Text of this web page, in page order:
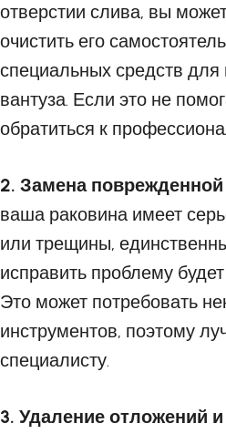
отверстии слива, вы
очистить его
специальных средств для
вантуза. Если это не
обратиться к
2. Замена
ваша раковина имеет
или трещины,
исправить проблему
Это может потребовать
инструментов, поэтому
специалисту.
3. Удаление отложений